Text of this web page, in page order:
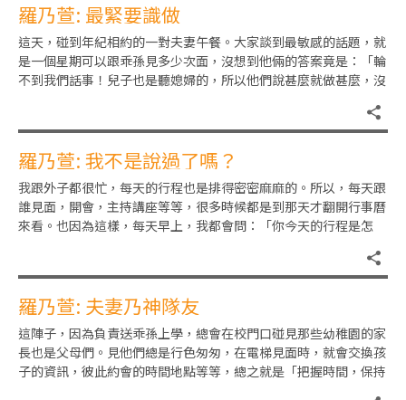
羅乃萱: 最緊要識做
這天，碰到年紀相約的一對夫妻午餐。大家談到最敏感的話題，就
是一個星期可以跟乖孫見多少次面，沒想到他倆的答案竟是：「輪
不到我們話事！兒子也是聽媳婦的，所以他們說甚麼就做甚麼，沒
羅乃萱: 我不是說過了嗎？
我跟外子都很忙，每天的行程也是排得密密麻麻的。所以，每天跟
誰見面，開會，主持講座等等，很多時候都是到那天才翻開行事曆
來看。也因為這樣，每天早上，我都會問：「你今天的行程是怎
羅乃萱: 夫妻乃神隊友
這陣子，因為負責送乖孫上學，總會在校門口碰見那些幼稚園的家
長也是父母們。見他們總是行色匆匆，在電梯見面時，就會交換孩
子的資訊，彼此約會的時間地點等等，總之就是「把握時間，保持